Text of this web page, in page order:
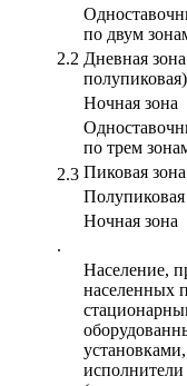
2.2
по двум
Дневная
полупиковая)
Ночная зона
2.3
по трем
Пиковая зона
Полупиковая
Ночная зона
.
Население,
населенных